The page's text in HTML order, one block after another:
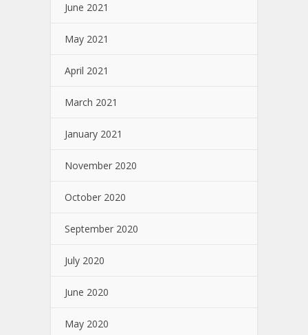
June 2021
May 2021
April 2021
March 2021
January 2021
November 2020
October 2020
September 2020
July 2020
June 2020
May 2020